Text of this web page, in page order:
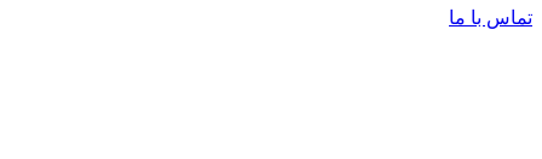
تماس با ما